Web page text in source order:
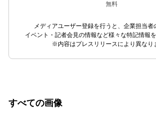
無料
メディアユーザー登録を行うと、企業担当者
イベント・記者会見の情報など様々な特記情報を
※内容はプレスリリースにより異なり
すべての画像